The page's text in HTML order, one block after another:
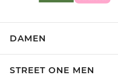
DAMEN
STREET ONE MEN